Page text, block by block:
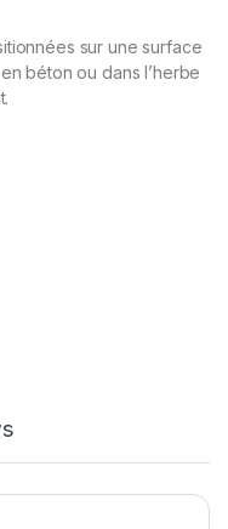
sur une surface
béton ou dans l’herbe